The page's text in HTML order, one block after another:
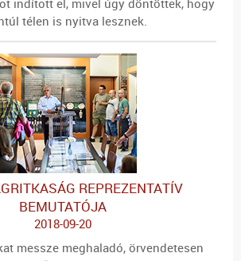
indított el, mivel úgy döntöttek, hogy
télen is nyitva lesznek.
REPREZENTATÍV
BEMUTATÓJA
2018-09-20
messze meghaladó, örvendetesen